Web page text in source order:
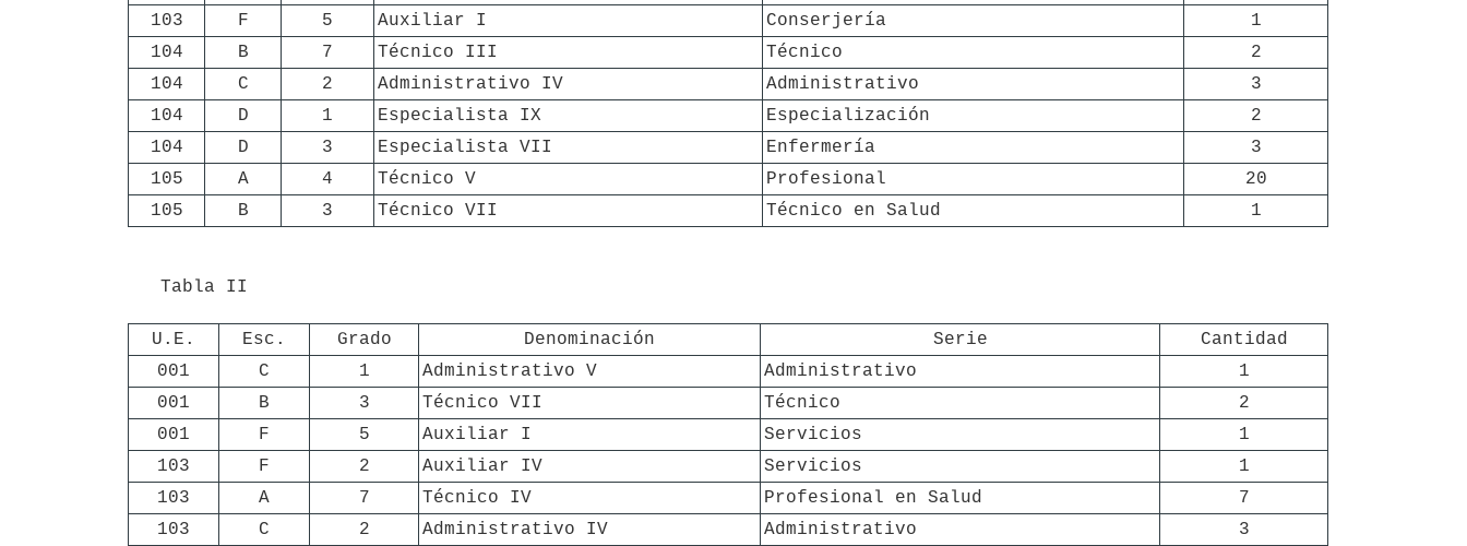
103
F 5 Auxiliar I Conserjería
1
104
B 7 Técnico III Técnico
2
104
C 2 Administrativo IV Administrativo
3
104
D 1 Especialista IX Especialización
2
104
D 3 Especialista VII Enfermería
3
105
A 4 Técnico V Profesional
20
105
B 3 Técnico VII Técnico en Salud 1
U.E. Esc. Grado Denominación Serie
Cantidad
001
C 1 Administrativo V Administrativo
1
001
B 3 Técnico VII Técnico
2
001
F 5 Auxiliar I Servicios
1
103
F 2 Auxiliar IV Servicios
1
103
A 7 Técnico IV Profesional en Salud
7
103
C 2 Administrativo IV Administrativo 3